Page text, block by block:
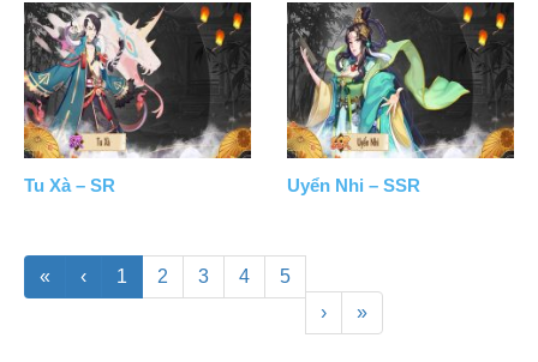
Tu Xà – SR Uyển Nhi – SSR
« ‹ 1 2 3 4
5
›
»